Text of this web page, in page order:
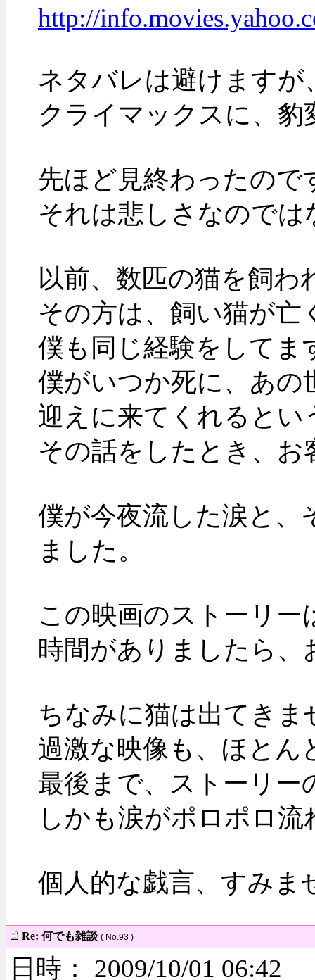
http://
ネタバレは避けます
クライマックスに、豹
先ほど見終わったの
それは悲しさなので
以前、数匹の猫を飼わ
その方は、飼い猫が亡
僕も同じ経験をして
僕がいつか死に、あ
迎えに来てくれるとい
その話をしたとき、
僕が今夜流した涙と、
ました。
この映画のストーリ
時間がありましたら
ちなみに猫は出てきま
過激な映像も、ほとん
最後まで、ストーリー
しかも涙がポロポロ
個人的な戯言、すみま
Re: 何でも雑談 ( No.93 )
日時： 2009/10/01 06:42